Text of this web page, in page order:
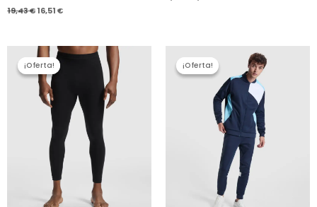
19,43€ 16,51 €
¡Oferta!
¡Oferta!
El
precio
original
era:
13,02 €.
El
¡Oferta!
¡Oferta!
precio
original
era:
15,75 €.
precio
actual
es:
13,39 €.